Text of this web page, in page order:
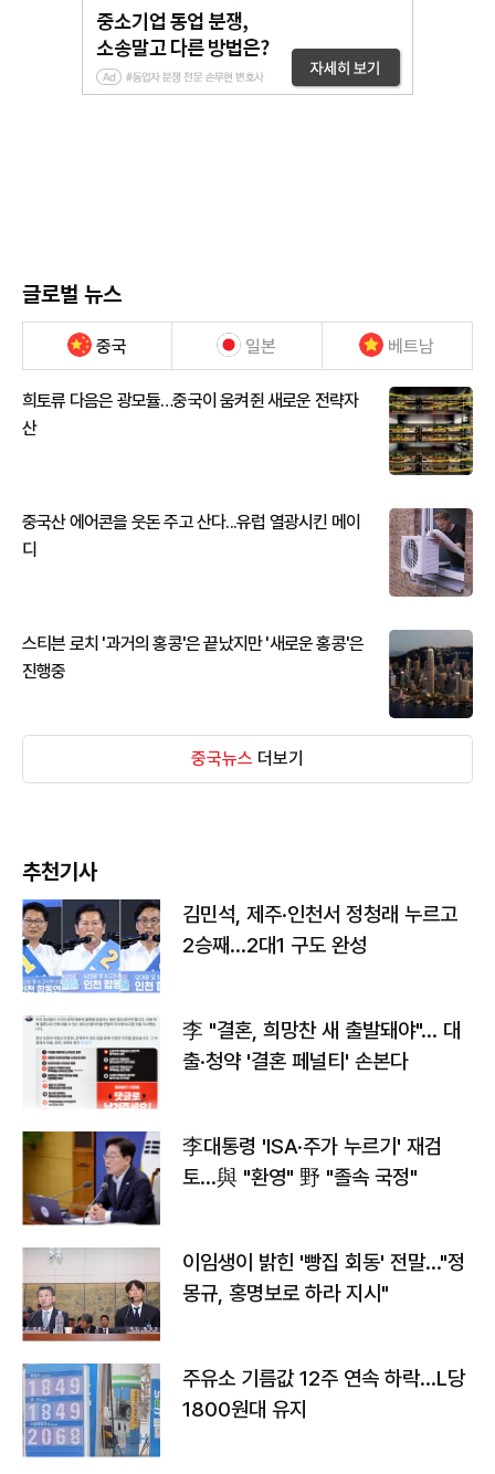
글로벌 뉴스
중국 일본 베트남
희토류 다음은 광모듈…중국이 움켜쥔 새로운 전략자
산
중국산 에어콘을 웃돈 주고 산다...유럽 열광시킨 메이
디
스티븐 로치 '과거의 홍콩'은 끝났지만 '새로운 홍콩'은
진행중
중국뉴스 더보기
추천기사
김민석, 제주·인천서 정청래 누르고
2승째…2대1 구도 완성
李 "결혼, 희망찬 새 출발돼야"… 대
출·청약 '결혼 페널티' 손본다
李대통령 'ISA·주가 누르기' 재검
토…與 "환영" 野 "졸속 국정"
이임생이 밝힌 '빵집 회동' 전말…"정
몽규, 홍명보로 하라 지시"
주유소 기름값 12주 연속 하락…L당
1800원대 유지